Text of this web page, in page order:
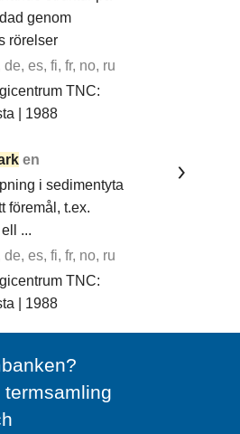
genom
rörelser
de, es, fi, fr, no, ru
TNC:
| 1988
en
i sedimentyta
föremål, t.ex.
...
de, es, fi, fr, no, ru
TNC:
| 1988